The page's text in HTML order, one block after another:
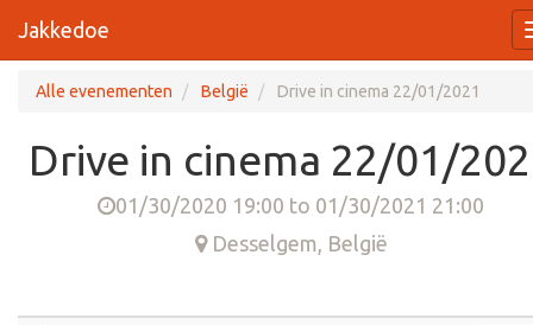
Jakkedoe
Alle evenementen België Drive in cinema 22/01/2021
Drive in cinema 22/01/
01/30/2020 19:00 to 01/30/2021 21:00
Desselgem, België